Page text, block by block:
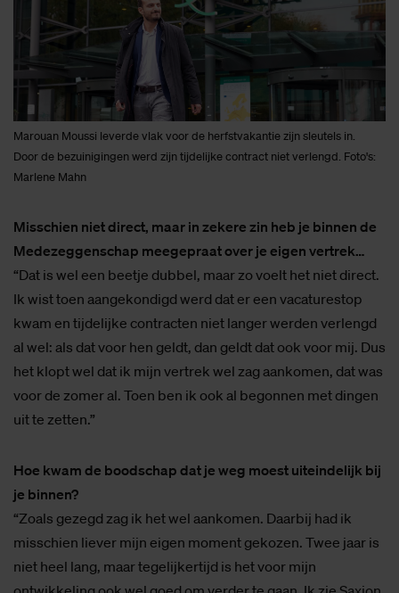
Marouan Moussi leverde vlak voor de herfstvakantie zijn sleutels in.
Door de bezuinigingen werd zijn tijdelijke contract niet verlengd. Foto's:
Marlene Mahn
Misschien niet direct, maar in zekere zin heb je binnen de
Medezeggenschap meegepraat over je eigen vertrek…
“Dat is wel een beetje dubbel, maar zo voelt het niet direct.
Ik wist toen aangekondigd werd dat er een vacaturestop
kwam en tijdelijke contracten niet langer werden verlengd
al wel: als dat voor hen geldt, dan geldt dat ook voor mij. Dus
het klopt wel dat ik mijn vertrek wel zag aankomen, dat was
voor de zomer al. Toen ben ik ook al begonnen met dingen
uit te zetten.”
Hoe kwam de boodschap dat je weg moest uiteindelijk bij
je binnen?
“Zoals gezegd zag ik het wel aankomen. Daarbij had ik
misschien liever mijn eigen moment gekozen. Twee jaar is
niet heel lang, maar tegelijkertijd is het voor mijn